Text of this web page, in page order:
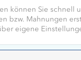
können Sie schnell
bzw. Mahnungen
eigene